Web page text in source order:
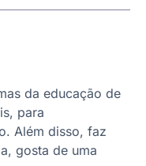
da educação de
para
Além disso, faz
gosta de uma